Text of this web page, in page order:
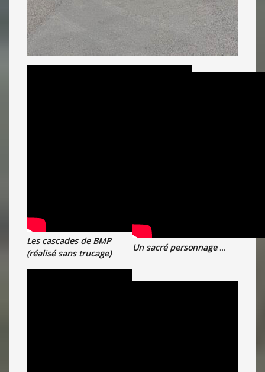
Les cascades de BMP
(réalisé sans trucage)
Un sacré personnage….